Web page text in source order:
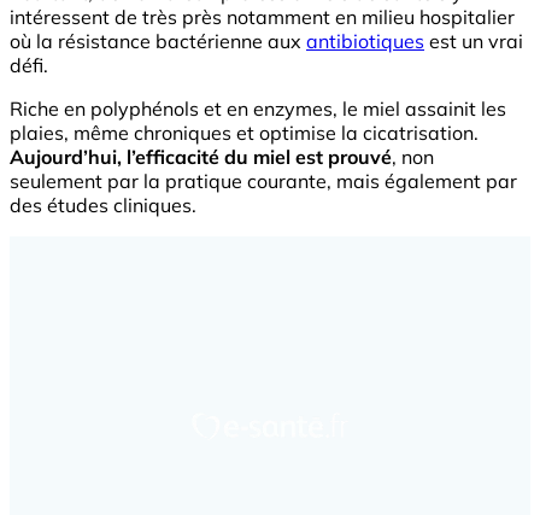
intéressent de très près notamment en milieu hospitalier
où la résistance bactérienne aux antibiotiques est un vrai
défi.
Riche en polyphénols et en enzymes, le miel assainit les
plaies, même chroniques et optimise la cicatrisation.
Aujourd’hui, l’efficacité du miel est prouvé, non
seulement par la pratique courante, mais également par
des études cliniques.